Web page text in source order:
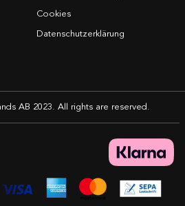
Cookies
Datenschutzerklärung
AB 2023. All rights are reserved.